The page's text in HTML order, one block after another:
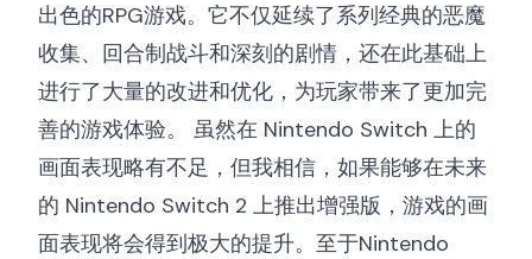
出色的RPG游戏。它不仅延续了系列经典的恶魔
收集、回合制战斗和深刻的剧情，还在此基础上
进行了大量的改进和优化，为玩家带来了更加完
善的游戏体验。 虽然在 Nintendo Switch 上的
画面表现略有不足，但我相信，如果能够在未来
的 Nintendo Switch 2 上推出增强版，游戏的画
面表现将会得到极大的提升。至于Nintendo